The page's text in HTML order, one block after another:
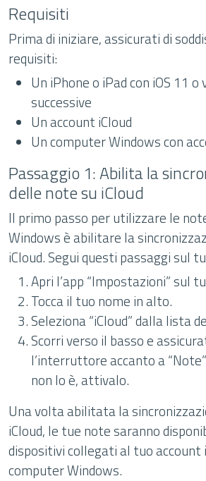
Requisiti
Prima di iniziare, assicurati di
requisiti:
Un iPhone o iPad con iOS 11 o
successive
Un account iCloud
Un computer Windows con
Passaggio 1: Abilita la
delle note su iCloud
Il primo passo per utilizzare le
Windows è abilitare la
iCloud. Segui questi passaggi sul
Apri l’app “Impostazioni” sul
Tocca il tuo nome in alto.
Seleziona “iCloud” dalla lista
Scorri verso il basso e
l’interruttore accanto a
non lo è, attivalo.
Una volta abilitata la
iCloud, le tue note saranno
dispositivi collegati al tuo account
computer Windows.